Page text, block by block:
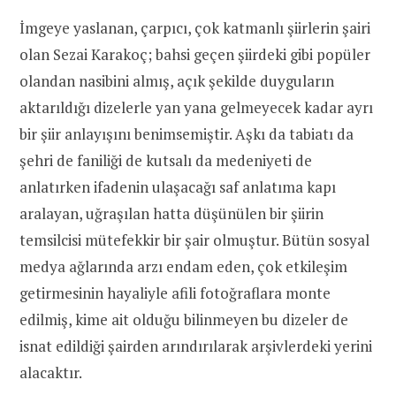
İmgeye yaslanan, çarpıcı, çok katmanlı şiirlerin şairi
olan Sezai Karakoç; bahsi geçen şiirdeki gibi popüler
olandan nasibini almış, açık şekilde duyguların
aktarıldığı dizelerle yan yana gelmeyecek kadar ayrı
bir şiir anlayışını benimsemiştir. Aşkı da tabiatı da
şehri de faniliği de kutsalı da medeniyeti de
anlatırken ifadenin ulaşacağı saf anlatıma kapı
aralayan, uğraşılan hatta düşünülen bir şiirin
temsilcisi mütefekkir bir şair olmuştur. Bütün sosyal
medya ağlarında arzı endam eden, çok etkileşim
getirmesinin hayaliyle afili fotoğraflara monte
edilmiş, kime ait olduğu bilinmeyen bu dizeler de
isnat edildiği şairden arındırılarak arşivlerdeki yerini
alacaktır.